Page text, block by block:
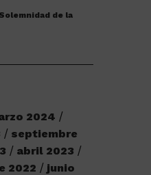
Solemnidad de la
2024
septiembre
abril 2023
2022
junio